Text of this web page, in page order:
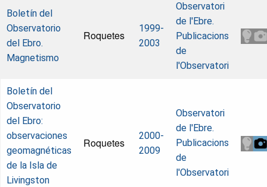
Boletín del
Observatorio
del Ebro.
Magnetismo
Roquetes
1999-
2003
Observatori
de l'Ebre.
Publicacions
de
l'Observatori
Boletín del
Observatorio
del Ebro:
observaciones
geomagnéticas
de la Isla de
Livingston
Roquetes
2000-
2009
Observatori
de l'Ebre.
Publicacions
de
l'Observatori